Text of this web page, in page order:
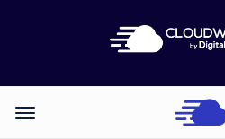
Categories